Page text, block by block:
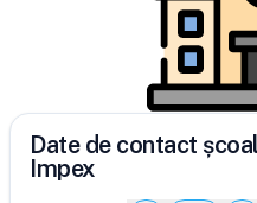
Date de contact
Impex